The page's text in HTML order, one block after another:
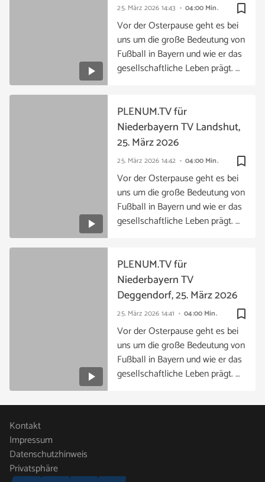
bookmark_border
25. März 2026 14:43 04:00 Min.
Vor der Osterpause geht es bei
uns um die große Bedeutung von
Fußball in Bayern und wie er das
gesellschaftliche Leben prägt. …
bookmark_border
25. März 2026 14:42 04:00 Min.
PLENUM.TV für
Niederbayern TV Landshut,
25. März 2026
Vor der Osterpause geht es bei
uns um die große Bedeutung von
Fußball in Bayern und wie er das
gesellschaftliche Leben prägt. …
bookmark_border
25. März 2026 14:41 04:00 Min.
PLENUM.TV für
Niederbayern TV
Deggendorf, 25. März 2026
Vor der Osterpause geht es bei
uns um die große Bedeutung von
Fußball in Bayern und wie er das
gesellschaftliche Leben prägt. …
Kontakt
Impressum
Datenschutzhinweis
Privatsphäre